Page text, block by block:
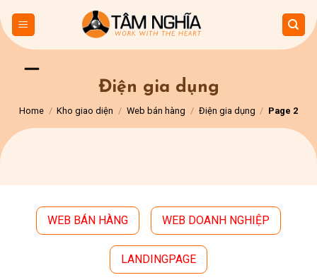
to
content
Điện gia dụng
Home / Kho giao diện / Web bán hàng / Điện gia dụng / Page 2
WEB BÁN HÀNG WEB DOANH NGHIỆP
LANDINGPAGE